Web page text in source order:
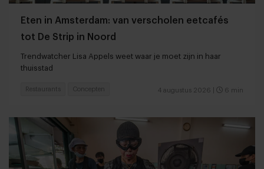
Eten in Amsterdam: van verscholen eetcafés
tot De Strip in Noord
Trendwatcher Lisa Appels weet waar je moet zijn in haar
thuisstad
4 augustus 2026 6 min
Restaurants Concepten